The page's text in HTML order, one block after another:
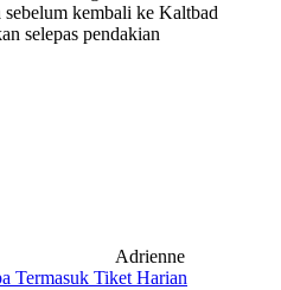
sebelum kembali ke Kaltbad
selepas pendakian
Adrienne
Termasuk Tiket Harian